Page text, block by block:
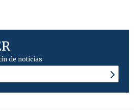
de noticias